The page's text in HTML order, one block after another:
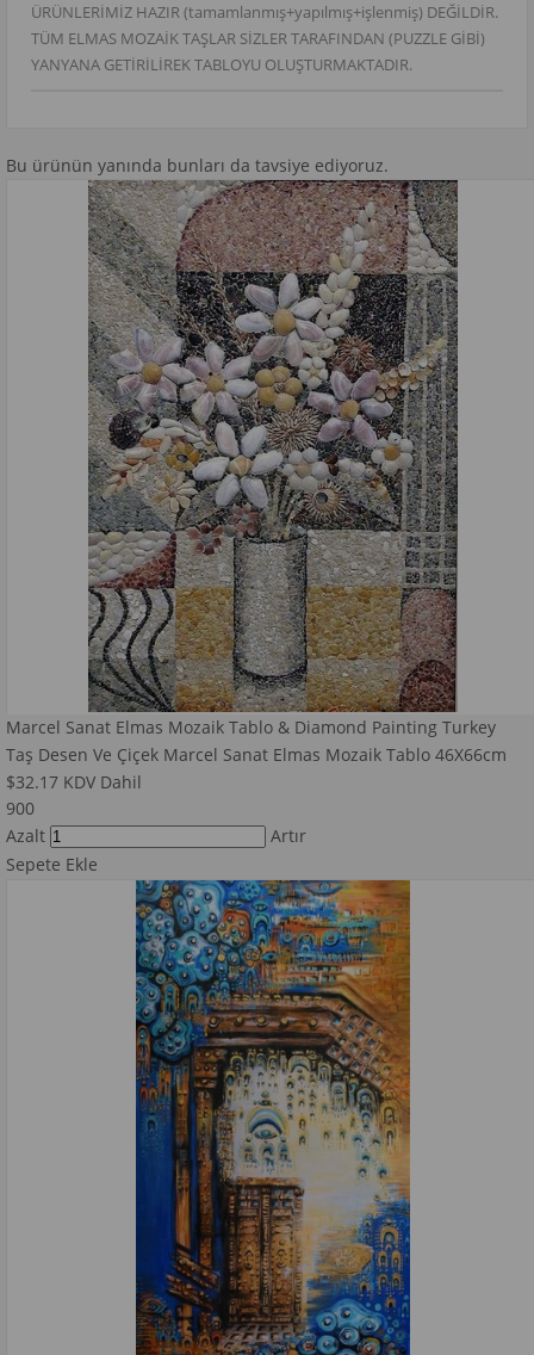
ÜRÜNLERİMİZ HAZIR (tamamlanmış+yapılmış+işlenmiş) DEĞİLDİR.
TÜM ELMAS MOZAİK TAŞLAR SİZLER TARAFINDAN (PUZZLE GİBİ)
YANYANA GETİRİLİREK TABLOYU OLUŞTURMAKTADIR.
Bu ürünün yanında bunları da tavsiye ediyoruz.
Marcel Sanat Elmas Mozaik Tablo & Diamond Painting Turkey
Taş Desen Ve Çiçek Marcel Sanat Elmas Mozaik Tablo 46X66cm
$32.17 KDV Dahil
900
Azalt
Artır
Sepete Ekle